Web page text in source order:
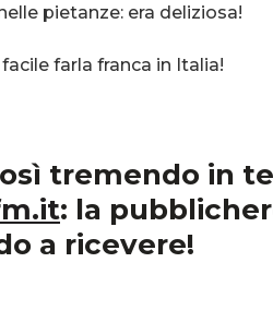
pietanze: era deliziosa!
farla franca in Italia!
tremendo in
: la
a ricevere!